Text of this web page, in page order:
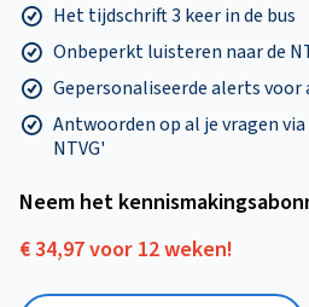
Het tijdschrift 3 keer in de bus
Onbeperkt luisteren naar de
Gepersonaliseerde alerts
Antwoorden op al je vragen
NTVG'
Neem het
€ 34,97 voor 12 weken!